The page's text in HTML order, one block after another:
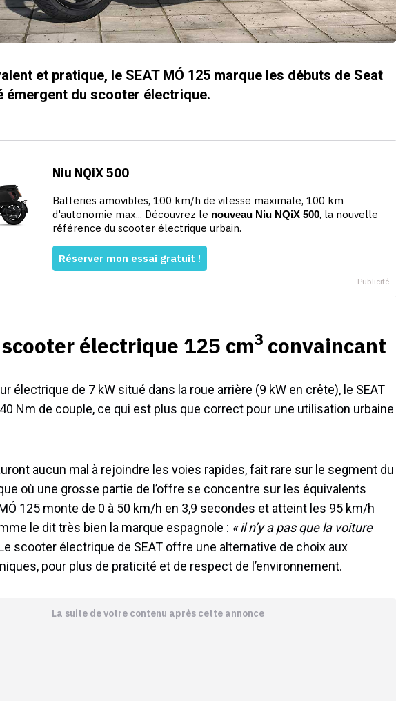
et pratique, le SEAT MÓ 125 marque les débuts de Seat
émergent du scooter électrique.
électrique 125 cm3 convaincant
électrique de 7 kW situé dans la roue arrière (9 kW en crête), le SEAT
Nm de couple, ce qui est plus que correct pour une utilisation urbaine
aucun mal à rejoindre les voies rapides, fait rare sur le segment du
où une grosse partie de l’offre se concentre sur les équivalents
125 monte de 0 à 50 km/h en 3,9 secondes et atteint les 95 km/h
le dit très bien la marque espagnole : « il n’y a pas que la voiture
scooter électrique de SEAT offre une alternative de choix aux
pour plus de praticité et de respect de l’environnement.
La suite de votre contenu après cette annonce